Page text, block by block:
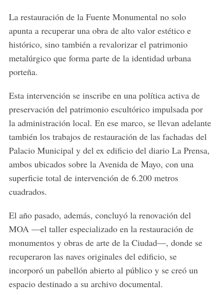
La restauración de la Fuente Monumental no solo
apunta a recuperar una obra de alto valor estético e
histórico, sino también a revalorizar el patrimonio
metalúrgico que forma parte de la identidad urbana
porteña.
Esta intervención se inscribe en una política activa de
preservación del patrimonio escultórico impulsada por
la administración local. En ese marco, se llevan adelante
también los trabajos de restauración de las fachadas del
Palacio Municipal y del ex edificio del diario La Prensa,
ambos ubicados sobre la Avenida de Mayo, con una
superficie total de intervención de 6.200 metros
cuadrados.
El año pasado, además, concluyó la renovación del
MOA —el taller especializado en la restauración de
monumentos y obras de arte de la Ciudad—, donde se
recuperaron las naves originales del edificio, se
incorporó un pabellón abierto al público y se creó un
espacio destinado a su archivo documental.